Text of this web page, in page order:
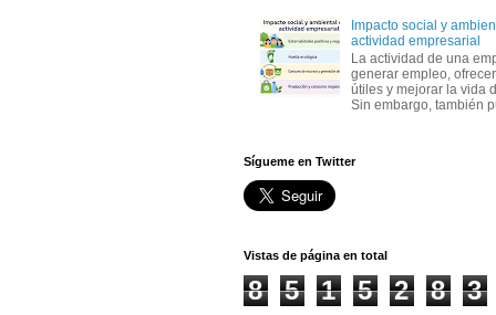
Impacto social y
actividad empresarial
La actividad de una
generar empleo,
útiles y mejorar la vida
Sin embargo, también
Sígueme en Twitter
Vistas de página en total
8 5 1 5 2 8 3